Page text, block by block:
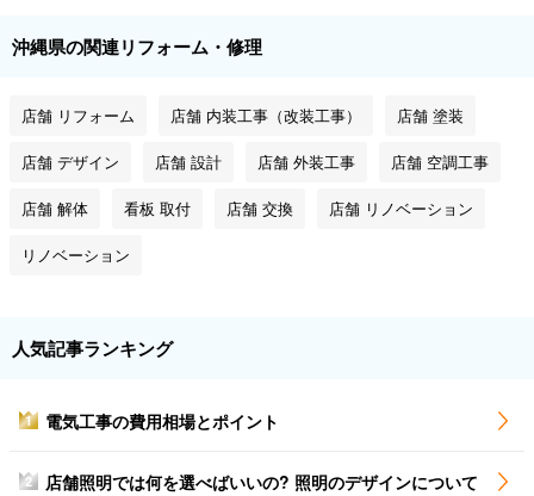
沖縄県の関連リフォーム・修理
店舗 リフォーム 店舗 内装工事（改装工事） 店舗 塗装
店舗 デザイン 店舗 設計 店舗 外装工事 店舗 空調工事
店舗 解体 看板 取付 店舗 交換 店舗 リノベーション
リノベーション
人気記事ランキング
1 電気工事の費用相場とポイント
2
店舗照明では何を選べばいいの? 照明のデザインについて